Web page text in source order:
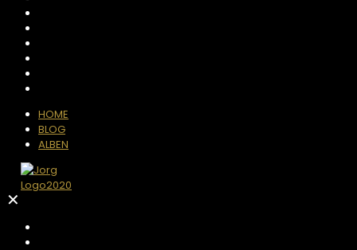
HOME
BLOG
ALBEN
✕